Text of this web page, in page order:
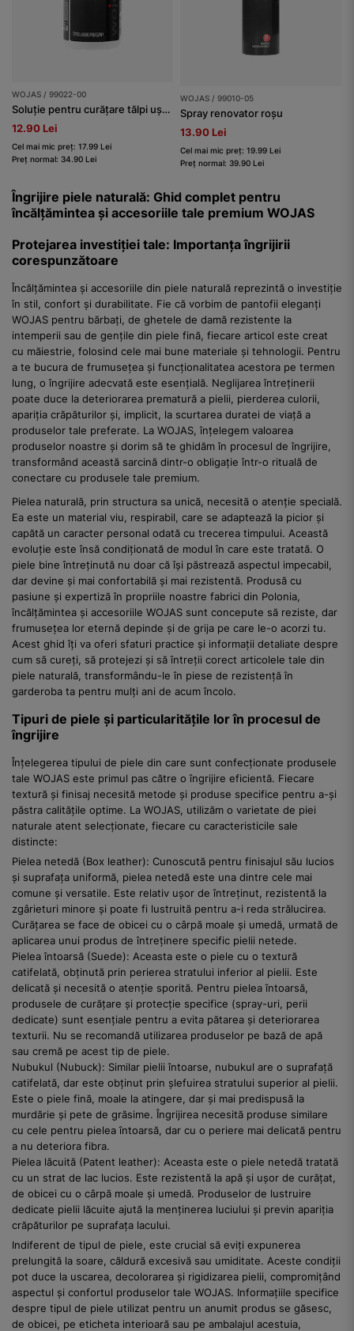
WOJAS / 99022-00
Soluție pentru curățare tălpi ușoare
12.90 Lei
Cel mai mic preț: 17.99 Lei
Preț normal: 34.90 Lei
WOJAS / 99010-05
Spray renovator roșu
13.90 Lei
Cel mai mic preț: 19.99 Lei
Preț normal: 39.90 Lei
Îngrijire piele naturală: Ghid complet pentru
încălțămintea și accesoriile tale premium WOJAS
Protejarea investiției tale: Importanța îngrijirii
corespunzătoare
Încălțămintea și accesoriile din piele naturală reprezintă o investiție
în stil, confort și durabilitate. Fie că vorbim de pantofii eleganți
WOJAS pentru bărbați, de ghetele de damă rezistente la
intemperii sau de gențile din piele fină, fiecare articol este creat
cu măiestrie, folosind cele mai bune materiale și tehnologii. Pentru
a te bucura de frumusețea și funcționalitatea acestora pe termen
lung, o îngrijire adecvată este esențială. Neglijarea întreținerii
poate duce la deteriorarea prematură a pielii, pierderea culorii,
apariția crăpăturilor și, implicit, la scurtarea duratei de viață a
produselor tale preferate. La WOJAS, înțelegem valoarea
produselor noastre și dorim să te ghidăm în procesul de îngrijire,
transformând această sarcină dintr-o obligație într-o rituală de
conectare cu produsele tale premium.
Pielea naturală, prin structura sa unică, necesită o atenție specială.
Ea este un material viu, respirabil, care se adaptează la picior și
capătă un caracter personal odată cu trecerea timpului. Această
evoluție este însă condiționată de modul în care este tratată. O
piele bine întreținută nu doar că își păstrează aspectul impecabil,
dar devine și mai confortabilă și mai rezistentă. Produsă cu
pasiune și expertiză în propriile noastre fabrici din Polonia,
încălțămintea și accesoriile WOJAS sunt concepute să reziste, dar
frumusețea lor eternă depinde și de grija pe care le-o acorzi tu.
Acest ghid îți va oferi sfaturi practice și informații detaliate despre
cum să cureți, să protejezi și să întreții corect articolele tale din
piele naturală, transformându-le în piese de rezistență în
garderoba ta pentru mulți ani de acum încolo.
Tipuri de piele și particularitățile lor în procesul de
îngrijire
Înțelegerea tipului de piele din care sunt confecționate produsele
tale WOJAS este primul pas către o îngrijire eficientă. Fiecare
textură și finisaj necesită metode și produse specifice pentru a-și
păstra calitățile optime. La WOJAS, utilizăm o varietate de piei
naturale atent selecționate, fiecare cu caracteristicile sale
distincte:
Pielea netedă (Box leather): Cunoscută pentru finisajul său lucios
și suprafața uniformă, pielea netedă este una dintre cele mai
comune și versatile. Este relativ ușor de întreținut, rezistentă la
zgârieturi minore și poate fi lustruită pentru a-i reda strălucirea.
Curățarea se face de obicei cu o cârpă moale și umedă, urmată de
aplicarea unui produs de întreținere specific pielii netede.
Pielea întoarsă (Suede): Aceasta este o piele cu o textură
catifelată, obținută prin perierea stratului inferior al pielii. Este
delicată și necesită o atenție sporită. Pentru pielea întoarsă,
produsele de curățare și protecție specifice (spray-uri, perii
dedicate) sunt esențiale pentru a evita pătarea și deteriorarea
texturii. Nu se recomandă utilizarea produselor pe bază de apă
sau cremă pe acest tip de piele.
Nubukul (Nubuck): Similar pielii întoarse, nubukul are o suprafață
catifelată, dar este obținut prin șlefuirea stratului superior al pielii.
Este o piele fină, moale la atingere, dar și mai predispusă la
murdărie și pete de grăsime. Îngrijirea necesită produse similare
cu cele pentru pielea întoarsă, dar cu o periere mai delicată pentru
a nu deteriora fibra.
Pielea lăcuită (Patent leather): Aceasta este o piele netedă tratată
cu un strat de lac lucios. Este rezistentă la apă și ușor de curățat,
de obicei cu o cârpă moale și umedă. Produselor de lustruire
dedicate pielii lăcuite ajută la menținerea luciului și previn apariția
crăpăturilor pe suprafața lacului.
Indiferent de tipul de piele, este crucial să eviți expunerea
prelungită la soare, căldură excesivă sau umiditate. Aceste condiții
pot duce la uscarea, decolorarea și rigidizarea pielii, compromițând
aspectul și confortul produselor tale WOJAS. Informațiile specifice
despre tipul de piele utilizat pentru un anumit produs se găsesc,
de obicei, pe eticheta interioară sau pe ambalajul acestuia,